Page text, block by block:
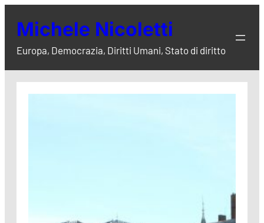
Michele Nicoletti
Europa, Democrazia, Diritti Umani, Stato di diritto